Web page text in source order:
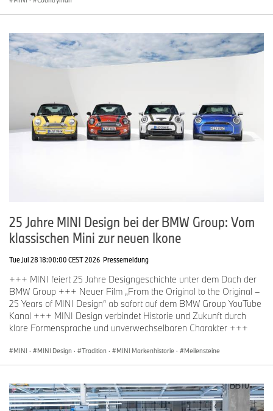
25 Jahre MINI Design bei der BMW Group: Vom
klassischen Mini zur neuen Ikone
Tue Jul 28 18:00:00 CEST 2026 Pressemeldung
+++ MINI feiert 25 Jahre Designgeschichte unter dem Dach der
BMW Group +++ Neuer Film „From the Original to the Original –
25 Years of MINI Design“ ab sofort auf dem BMW Group YouTube
Kanal +++ MINI Design verbindet Historie und Zukunft durch
klare Formensprache und unverwechselbaren Charakter +++
MINI · MINI Design · Tradition · MINI Markenhistorie · Meilensteine